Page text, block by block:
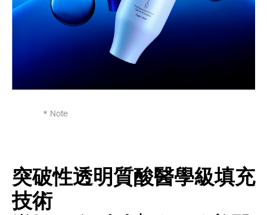
* Note
突破性透明質酸醫學級填充
技術